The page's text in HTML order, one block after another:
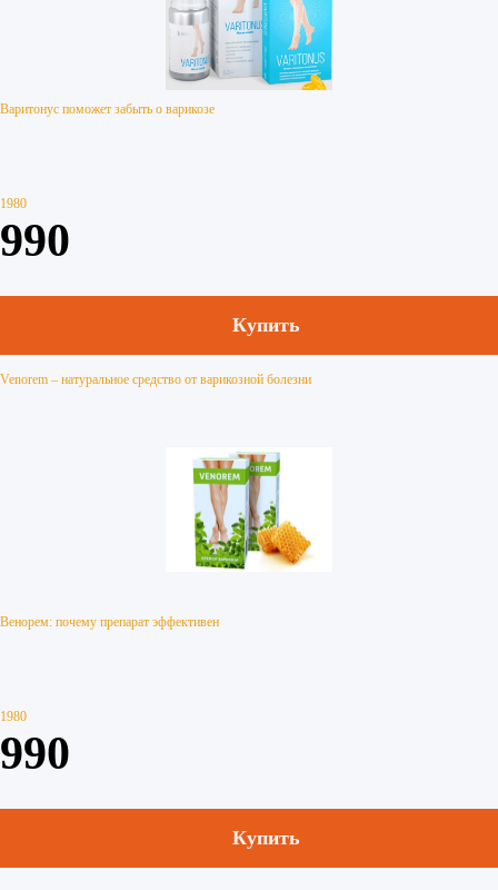
Варитонус поможет забыть о варикозе
1980
990
Купить
Venorem – натуральное средство от варикозной болезни
Венорем: почему препарат эффективен
1980
990
Купить